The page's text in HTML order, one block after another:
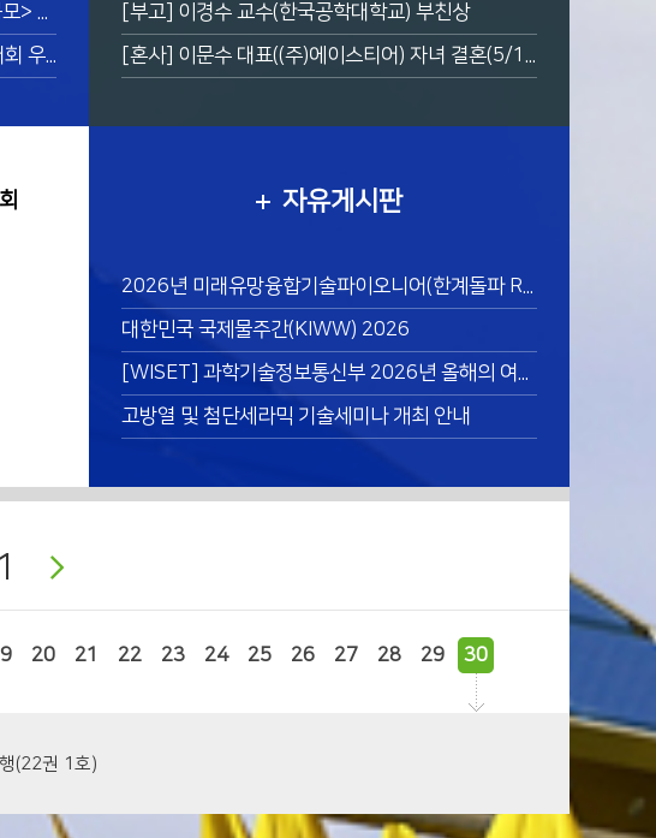
<한국태양에너지학회 창립 50주년 슬로건 공모> 수상자 안내
2026년 한국태양에너지학회 춘계학술발표대회 우수발표논문상 수상자
[부고] 이경수 교수(한국공학대학교) 부친상
[혼사] 이문수 대표((주)에이스티어) 자녀 결혼(5/17)
자유게시판
2026년 미래유망융합기술파이오니어(한계돌파 R&D) 의견요청서(PIR) 공개 및 의견서 접수 추진계획
대한민국 국제물주간(KIWW) 2026
[WISET] 과학기술정보통신부 2026년 올해의 여성과학기술인상 후보자 추천(~8/31)
고방열 및 첨단세라믹 기술세미나 개최 안내
20 21 22 23 24 25 26 27 28 29 30
(22권 1호)